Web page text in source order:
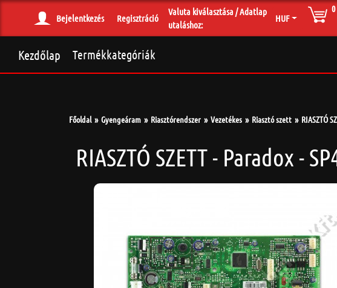
Bejelentkezés Regisztráció
Valuta kiválasztása / Adatlap
utaláshoz:
HUF
0
Termékkategóriák
Kezdőlap
Főoldal Gyengeáram Riasztórendszer Vezetékes Riasztó szett RIASZTÓ
RIASZTÓ SZETT - Paradox -